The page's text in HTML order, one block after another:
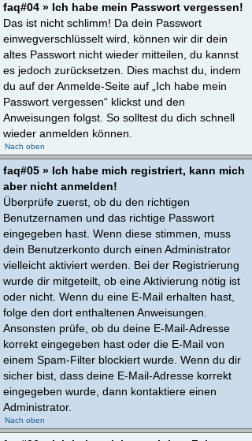
faq#04 » Ich habe mein Passwort vergessen!
Das ist nicht schlimm! Da dein Passwort
einwegverschlüsselt wird, können wir dir dein
altes Passwort nicht wieder mitteilen, du kannst
es jedoch zurücksetzen. Dies machst du, indem
du auf der Anmelde-Seite auf „Ich habe mein
Passwort vergessen“ klickst und den
Anweisungen folgst. So solltest du dich schnell
wieder anmelden können.
Nach oben
faq#05 » Ich habe mich registriert, kann mich
aber nicht anmelden!
Überprüfe zuerst, ob du den richtigen
Benutzernamen und das richtige Passwort
eingegeben hast. Wenn diese stimmen, muss
dein Benutzerkonto durch einen Administrator
vielleicht aktiviert werden. Bei der Registrierung
wurde dir mitgeteilt, ob eine Aktivierung nötig ist
oder nicht. Wenn du eine E-Mail erhalten hast,
folge den dort enthaltenen Anweisungen.
Ansonsten prüfe, ob du deine E-Mail-Adresse
korrekt eingegeben hast oder die E-Mail von
einem Spam-Filter blockiert wurde. Wenn du dir
sicher bist, dass deine E-Mail-Adresse korrekt
eingegeben wurde, dann kontaktiere einen
Administrator.
Nach oben